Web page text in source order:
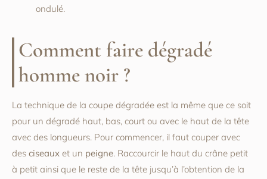
ondulé.
Comment faire dégradé
homme noir ?
La technique de la coupe dégradée est la même que ce soit
pour un dégradé haut, bas, court ou avec le haut de la tête
avec des longueurs. Pour commencer, il faut couper avec
des ciseaux et un peigne. Raccourcir le haut du crâne petit
à petit ainsi que le reste de la tête jusqu’à l’obtention de la